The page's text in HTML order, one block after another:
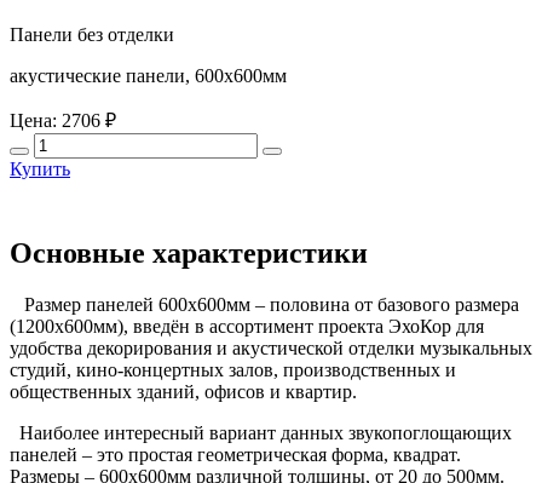
Панели без отделки
акустические панели, 600х600мм
Цена: 2706 ₽
Купить
Основные характеристики
Размер панелей 600х600мм – половина от базового размера
(1200х600мм), введён в ассортимент проекта ЭхоКор для
удобства декорирования и акустической отделки музыкальных
студий, кино-концертных залов, производственных и
общественных зданий, офисов и квартир.
Наиболее интересный вариант данных звукопоглощающих
панелей – это простая геометрическая форма, квадрат.
Размеры – 600х600мм различной толщины, от 20 до 500мм.